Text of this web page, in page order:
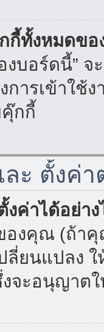
กี้ทั้งหมดขอ
บอร์ดนี้” จ
ารเข้าใช้
กกี้
ะ ตั้งค่า
ค่าได้อย่าง
งคุณ (ถ้าคุ
ลี่ยนแปลง
จะอนุญาต